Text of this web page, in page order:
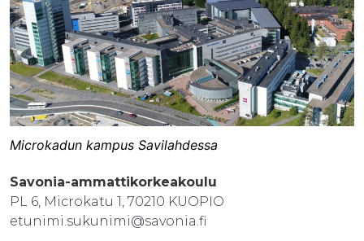
Microkadun kampus Savilahdessa
Savonia-ammattikorkeakoulu
PL 6, Microkatu 1, 70210 KUOPIO
etunimi.sukunimi@savonia.fi